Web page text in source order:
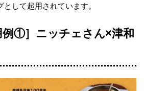
として起用されています。
例①］ニッチェさん×津和